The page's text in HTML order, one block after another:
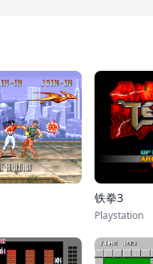
铁拳3
Playstation